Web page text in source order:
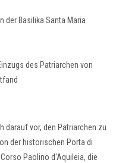
der Basilika Santa Maria
des Patriarchen von
darauf vor, den Patriarchen zu
der historischen Porta di
Paolino d'Aquileia, die